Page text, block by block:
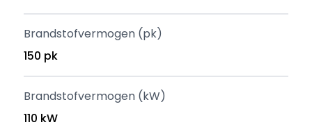
Brandstofvermogen (pk)
150 pk
Brandstofvermogen (kW)
110 kW